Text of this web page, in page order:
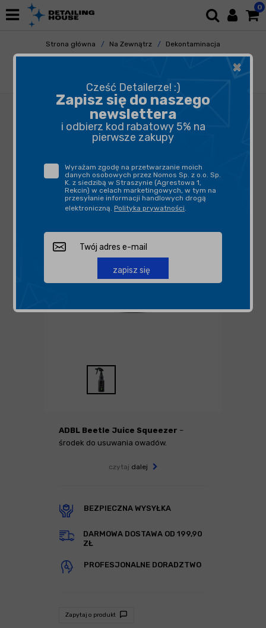
0
Strona główna Na Zewnątrz
Dekontaminacja
Usuwanie Owadów
ADBL Beetle Juice Squeezer –
środek do usuwania owadów.
czytaj dalej
BEZPIECZNA WYSYŁKA
DARMOWA DOSTAWA OD 199,90
ZŁ
PROFESJONALNE DORADZTWO
Zapytaj o produkt
×
Cześć Detailerze! :)
Zapisz się do naszego
newslettera
i odbierz kod rabatowy 5% na
pierwsze zakupy
Wyrażam zgodę na przetwarzanie moich
danych osobowych przez Nomos Sp. z o.o. Sp.
K. z siedzibą w Straszynie (Agrestowa 1,
Rekcin) w celach marketingowych, w tym na
przesyłanie informacji handlowych drogą
elektroniczną. Polityka prywatności.
zapisz się